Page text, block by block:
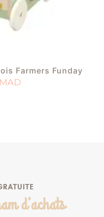
Farmers Funday
MAD
d’achats